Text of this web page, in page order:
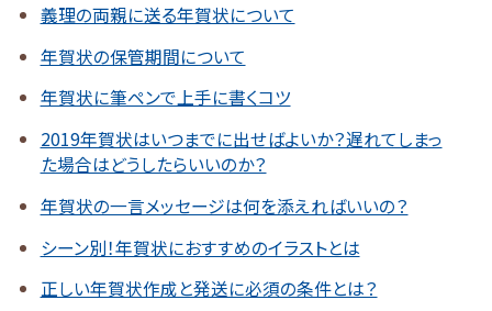
義理の両親に送る年賀状について
年賀状の保管期間について
年賀状に筆ペンで上手に書くコツ
2019年賀状はいつまでに出せばよいか？遅れてしまっ
た場合はどうしたらいいのか？
年賀状の一言メッセージは何を添えればいいの？
シーン別！年賀状におすすめのイラストとは
正しい年賀状作成と発送に必須の条件とは？